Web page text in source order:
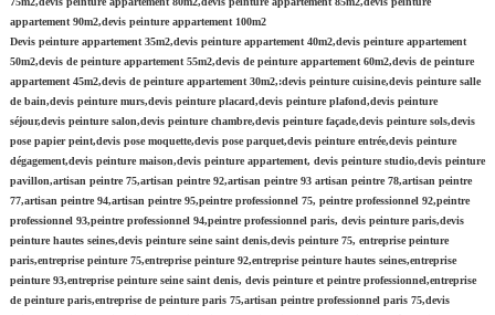
appartement 90m2,devis peinture appartement 100m2
Devis peinture appartement 35m2,devis peinture appartement 40m2,devis peinture appartement
50m2,devis de peinture appartement 55m2,devis de peinture appartement 60m2,devis de peinture
appartement 45m2,devis de peinture appartement 30m2,:devis peinture cuisine,devis peinture salle
de bain,devis peinture murs,devis peinture placard,devis peinture plafond,devis peinture
séjour,devis peinture salon,devis peinture chambre,devis peinture façade,devis peinture sols,devis
pose papier peint,devis pose moquette,devis pose parquet,devis peinture entrée,devis peinture
dégagement,devis peinture maison,devis peinture appartement, devis peinture studio,devis peinture
pavillon,artisan peintre 75,artisan peintre 92,artisan peintre 93 artisan peintre 78,artisan peintre
77,artisan peintre 94,artisan peintre 95,peintre professionnel 75, peintre professionnel 92,peintre
professionnel 93,peintre professionnel 94,peintre professionnel paris, devis peinture paris,devis
peinture hautes seines,devis peinture seine saint denis,devis peinture 75, entreprise peinture
paris,entreprise peinture 75,entreprise peinture 92,entreprise peinture hautes seines,entreprise
peinture 93,entreprise peinture seine saint denis, devis peinture et peintre professionnel,entreprise
de peinture paris,entreprise de peinture paris 75,artisan peintre professionnel paris 75,devis